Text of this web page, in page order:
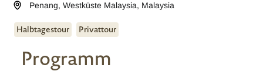
Penang,Westküste Malaysia, Malaysia
Halbtagestour Privattour
Programm